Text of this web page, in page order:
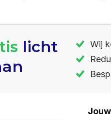
licht
Wij